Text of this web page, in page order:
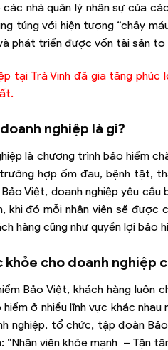
nhà quản lý nhân sự của
túng với hiện tượng “chảy
phát triển được vốn tài sản to
tại Trà Vinh đã gia tăng
nghiệp là gì?
là chương trình bảo hiểm
hợp ốm đau, bệnh tật,
Việt, doanh nghiệp yêu
khi đó mỗi nhân viên sẽ
hàng cũng như quyền lợi bảo
cho doanh nghiệp
Bảo Việt, khách hàng
ở nhiều lĩnh vực khác
nghiệp, tổ chức, tập đoàn
“Nhân viên khỏe mạnh –­ Tận